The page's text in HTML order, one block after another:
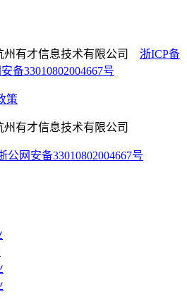
州有才信息技术有限公司 浙ICP备
备33010802004667号
策
有才信息技术有限公司
公网安备33010802004667号